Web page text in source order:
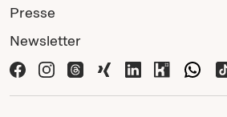
Presse
Newsletter